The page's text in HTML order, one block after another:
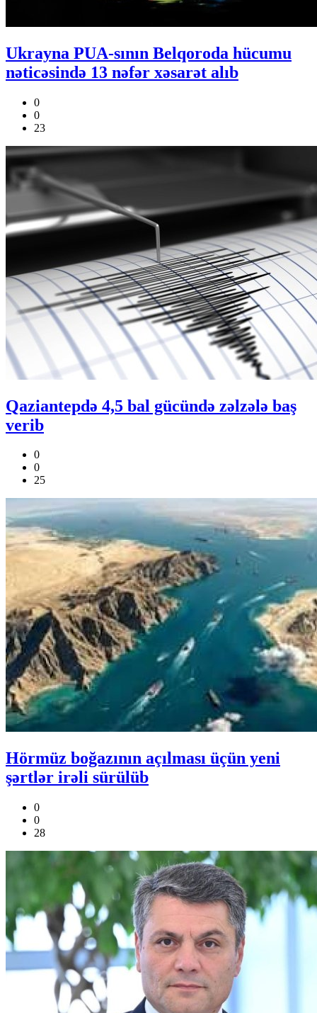
Ukrayna PUA-sının Belqoroda hücumu
nəticəsində 13 nəfər xəsarət alıb
0
0
23
Qaziantepdə 4,5 bal gücündə zəlzələ baş
verib
0
0
25
Hörmüz boğazının açılması üçün yeni
şərtlər irəli sürülüb
0
0
28